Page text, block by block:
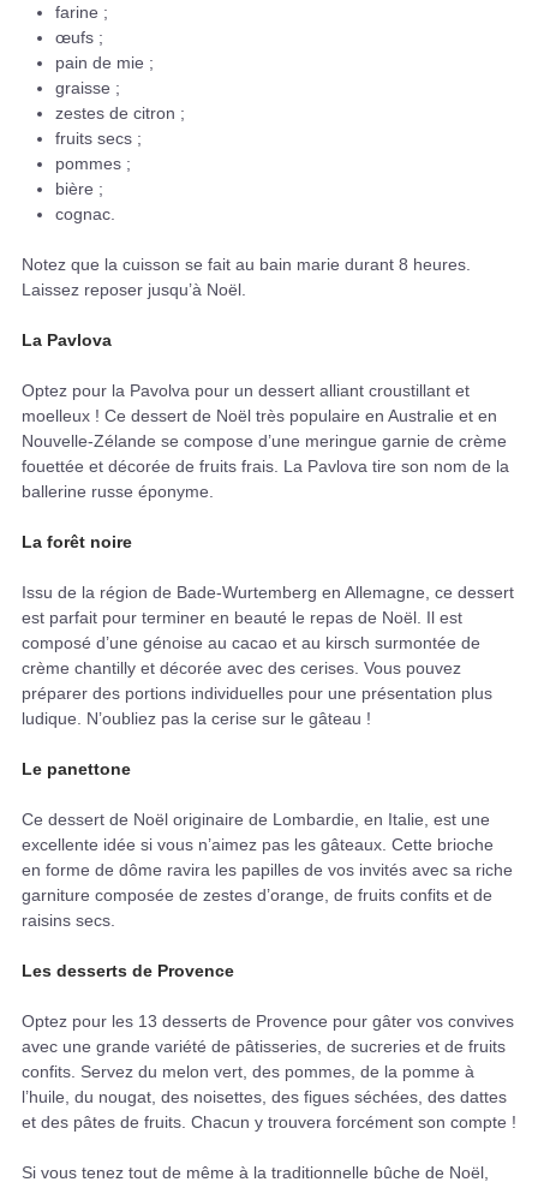
farine ;
œufs ;
pain de mie ;
graisse ;
zestes de citron ;
fruits secs ;
pommes ;
bière ;
cognac.
Notez que la cuisson se fait au bain marie durant 8 heures.
Laissez reposer jusqu’à Noël.
La Pavlova
Optez pour la Pavolva pour un dessert alliant croustillant et
moelleux ! Ce dessert de Noël très populaire en Australie et en
Nouvelle-Zélande se compose d’une meringue garnie de crème
fouettée et décorée de fruits frais. La Pavlova tire son nom de la
ballerine russe éponyme.
La forêt noire
Issu de la région de Bade-Wurtemberg en Allemagne, ce dessert
est parfait pour terminer en beauté le repas de Noël. Il est
composé d’une génoise au cacao et au kirsch surmontée de
crème chantilly et décorée avec des cerises. Vous pouvez
préparer des portions individuelles pour une présentation plus
ludique. N’oubliez pas la cerise sur le gâteau !
Le panettone
Ce dessert de Noël originaire de Lombardie, en Italie, est une
excellente idée si vous n’aimez pas les gâteaux. Cette brioche
en forme de dôme ravira les papilles de vos invités avec sa riche
garniture composée de zestes d’orange, de fruits confits et de
raisins secs.
Les desserts de Provence
Optez pour les 13 desserts de Provence pour gâter vos convives
avec une grande variété de pâtisseries, de sucreries et de fruits
confits. Servez du melon vert, des pommes, de la pomme à
l’huile, du nougat, des noisettes, des figues séchées, des dattes
et des pâtes de fruits. Chacun y trouvera forcément son compte !
Si vous tenez tout de même à la traditionnelle bûche de Noël,